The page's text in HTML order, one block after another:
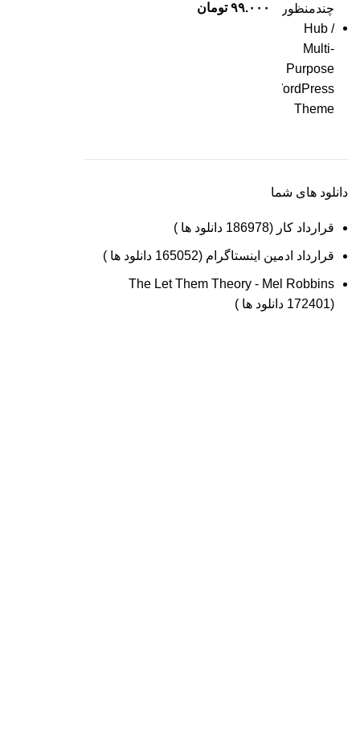
۹۹.۰۰۰ تومان
دانلود های شما
قرارداد کار (186978 دانلود ها )
قرارداد ادمین اینستاگرام (165052 دانلود ها )
The Let Them Theory - Mel Robbins
(172401 دانلود ها )